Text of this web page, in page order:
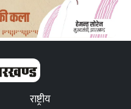
राष्ट्रीय